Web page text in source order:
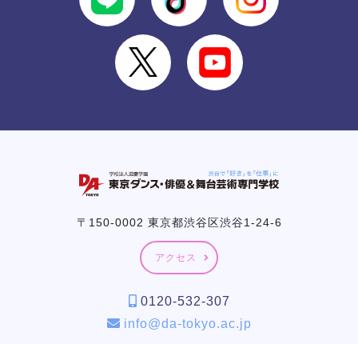
〒150-0002 東京都渋谷区渋谷1-24-6
アクセス
0120-532-307
info@da-tokyo.ac.jp